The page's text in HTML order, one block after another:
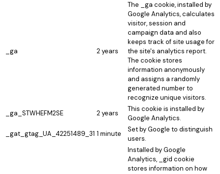
_ga 2 years
The _ga cookie, installed by
Google Analytics, calculates
visitor, session and
campaign data and also
keeps track of site usage for
the site's analytics report.
The cookie stores
information anonymously
and assigns a randomly
generated number to
recognize unique visitors.
_ga_STWHEFM2SE
2 years
This cookie is installed by
Google Analytics.
_gat_gtag_UA_42251489_31 1 minute
Set by Google to distinguish
users.
Installed by Google
Analytics, _gid cookie
stores information on how